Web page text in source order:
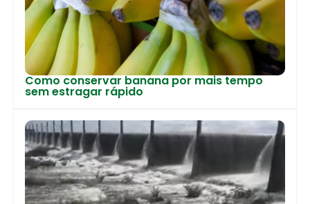
Como conservar banana por mais tempo
sem estragar rápido